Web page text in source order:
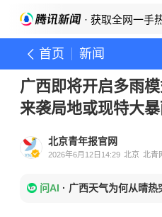
· 获取全网一手
首页 新闻
广西即将开启多雨
来袭局地或现特大
北京青年报官网
2026年6月12日14:29 北京 北青
问AI · 广西天气为何从晴热